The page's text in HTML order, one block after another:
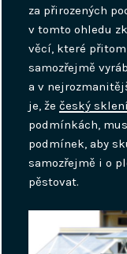
za přirozených
v tomto ohledu
věcí, které
samozřejmě
a v
je, žečeský
podmínkách,
podmínek, aby
samozřejmě i o
pěstovat.